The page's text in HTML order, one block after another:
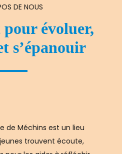
DE NOUS
évoluer,
s’épanouir
de Méchins est un lieu
trouvent écoute,